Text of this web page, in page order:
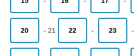
20 - 21 22 - 23 -